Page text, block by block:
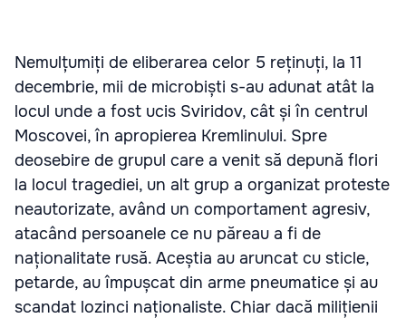
Nemulțumiți de eliberarea celor 5 reținuți, la 11
decembrie, mii de microbiști s-au adunat atât la
locul unde a fost ucis Sviridov, cât și în centrul
Moscovei, în apropierea Kremlinului. Spre
deosebire de grupul care a venit să depună flori
la locul tragediei, un alt grup a organizat proteste
neautorizate, având un comportament agresiv,
atacând persoanele ce nu păreau a fi de
naționalitate rusă. Aceștia au aruncat cu sticle,
petarde, au împușcat din arme pneumatice și au
scandat lozinci naționaliste. Chiar dacă milițienii